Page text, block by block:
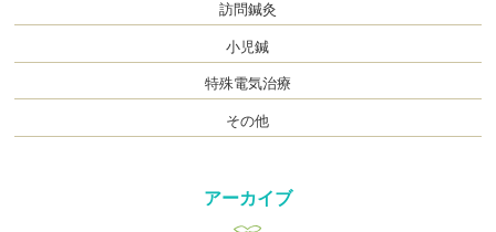
訪問鍼灸
小児鍼
特殊電気治療
その他
アーカイブ